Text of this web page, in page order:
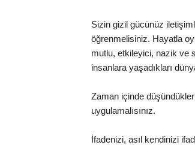
Sizin gizil gücünüz
öğrenmelisiniz. Hayatla
mutlu, etkileyici, nazik ve
insanlara yaşadıkları
Zaman içinde
uygulamalısınız.
İfadenizi, asıl kendinizi